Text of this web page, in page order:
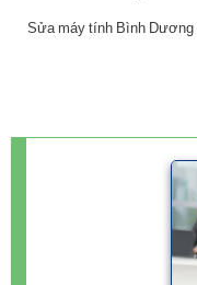
Sửa máy tính Bình Dương